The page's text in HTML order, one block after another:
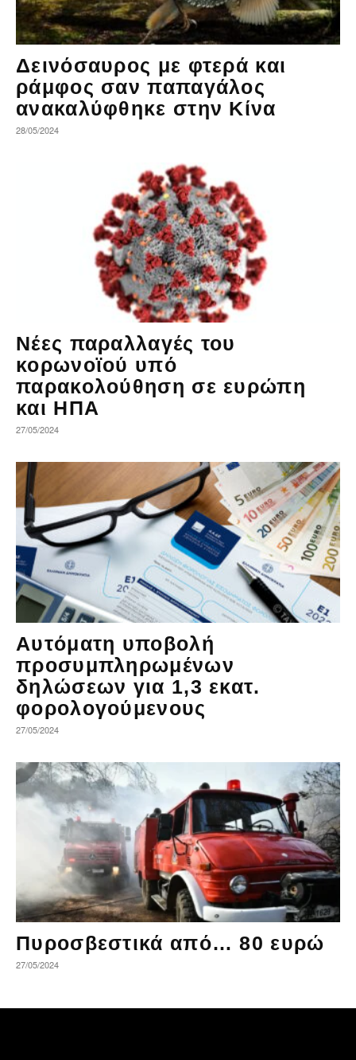
Δεινόσαυρος με φτερά και
ράμφος σαν παπαγάλος
ανακαλύφθηκε στην Κίνα
28/05/2024
Νέες παραλλαγές του
κορωνοϊού υπό
παρακολούθηση σε ευρώπη
και ΗΠΑ
27/05/2024
Αυτόματη υποβολή
προσυμπληρωμένων
δηλώσεων για 1,3 εκατ.
φορολογούμενους
27/05/2024
Πυροσβεστικά από… 80 ευρώ
27/05/2024